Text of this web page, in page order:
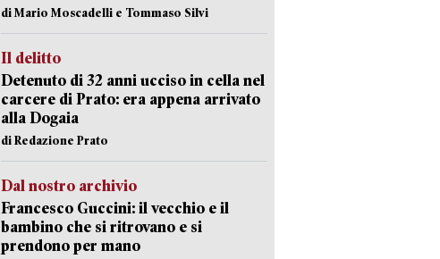
di Mario Moscadelli e Tommaso Silvi
Il delitto
Detenuto di 32 anni ucciso in cella nel
carcere di Prato: era appena arrivato
alla Dogaia
di Redazione Prato
Dal nostro archivio
Francesco Guccini: il vecchio e il
bambino che si ritrovano e si
prendono per mano